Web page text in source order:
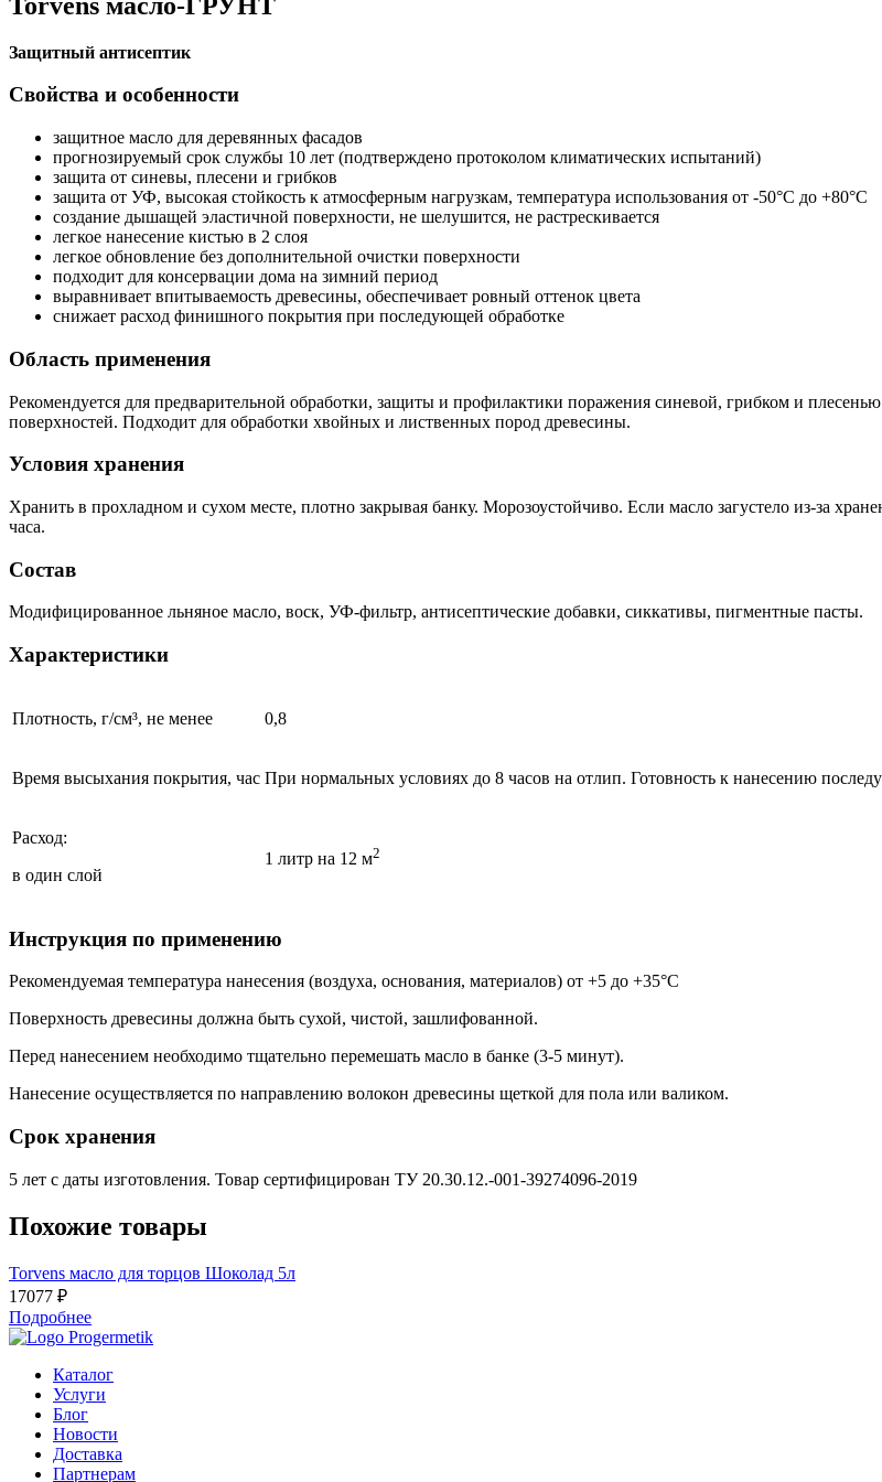
Защитный антисептик
Свойства и особенности
защитное масло для деревянных фасадов
прогнозируемый срок службы 10 лет (подтверждено протоколом климатических испытаний)
защита от синевы, плесени и грибков
защита от УФ, высокая стойкость к атмосферным нагрузкам, температура использования от -50°С до +80°С
создание дышащей эластичной поверхности, не шелушится, не растрескивается
легкое нанесение кистью в 2 слоя
легкое обновление без дополнительной очистки поверхности
подходит для консервации дома на зимний период
выравнивает впитываемость древесины, обеспечивает ровный оттенок цвета
снижает расход финишного покрытия при последующей обработке
Область применения
Рекомендуется для предварительной обработки, защиты и профилактики поражения синевой, грибком и
поверхностей. Подходит для обработки хвойных и лиственных пород древесины.
Условия хранения
Хранить в прохладном и сухом месте, плотно закрывая банку. Морозоустойчиво. Если масло загустело из-за
часа.
Состав
Модифицированное льняное масло, воск, УФ-фильтр, антисептические добавки, сиккативы, пигментные пасты.
Характеристики
Плотность, г/см³, не менее 0,8
Время высыхания покрытия, час При нормальных условиях до 8 часов на отлип. Готовность к нанесению
Расход:
в один слой
1 литр на 12 м2
Инструкция по применению
Рекомендуемая температура нанесения (воздуха, основания, материалов) от +5 до +35°С
Поверхность древесины должна быть сухой, чистой, зашлифованной.
Перед нанесением необходимо тщательно перемешать масло в банке (3-5 минут).
Нанесение осуществляется по направлению волокон древесины щеткой для пола или валиком.
Срок хранения
5 лет с даты изготовления. Товар сертифицирован ТУ 20.30.12.-001-39274096-2019
Похожие товары
Torvens масло для торцов Шоколад 5л
17077 ₽
Подробнее
Каталог
Услуги
Блог
Новости
Доставка
Партнерам